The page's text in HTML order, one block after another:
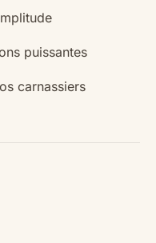
puissantes
carnassiers